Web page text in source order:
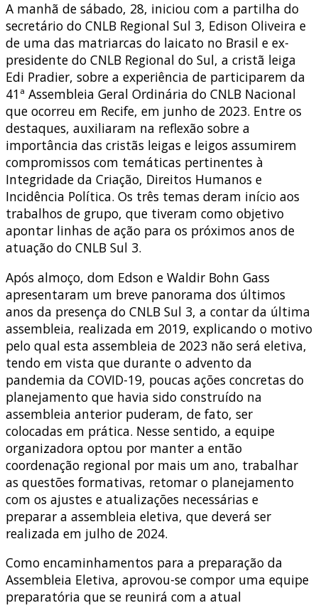
A manhã de sábado, 28, iniciou com a partilha do
secretário do CNLB Regional Sul 3, Edison Oliveira e
de uma das matriarcas do laicato no Brasil e ex-
presidente do CNLB Regional do Sul, a cristã leiga
Edi Pradier, sobre a experiência de participarem da
41ª Assembleia Geral Ordinária do CNLB Nacional
que ocorreu em Recife, em junho de 2023. Entre os
destaques, auxiliaram na reflexão sobre a
importância das cristãs leigas e leigos assumirem
compromissos com temáticas pertinentes à
Integridade da Criação, Direitos Humanos e
Incidência Política. Os três temas deram início aos
trabalhos de grupo, que tiveram como objetivo
apontar linhas de ação para os próximos anos de
atuação do CNLB Sul 3.
Após almoço, dom Edson e Waldir Bohn Gass
apresentaram um breve panorama dos últimos
anos da presença do CNLB Sul 3, a contar da última
assembleia, realizada em 2019, explicando o motivo
pelo qual esta assembleia de 2023 não será eletiva,
tendo em vista que durante o advento da
pandemia da COVID-19, poucas ações concretas do
planejamento que havia sido construído na
assembleia anterior puderam, de fato, ser
colocadas em prática. Nesse sentido, a equipe
organizadora optou por manter a então
coordenação regional por mais um ano, trabalhar
as questões formativas, retomar o planejamento
com os ajustes e atualizações necessárias e
preparar a assembleia eletiva, que deverá ser
realizada em julho de 2024.
Como encaminhamentos para a preparação da
Assembleia Eletiva, aprovou-se compor uma equipe
preparatória que se reunirá com a atual